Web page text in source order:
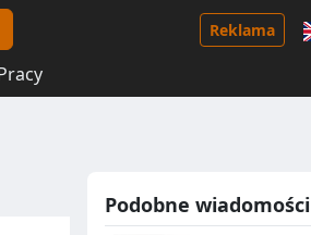
Reklama
Podobne wiadomości